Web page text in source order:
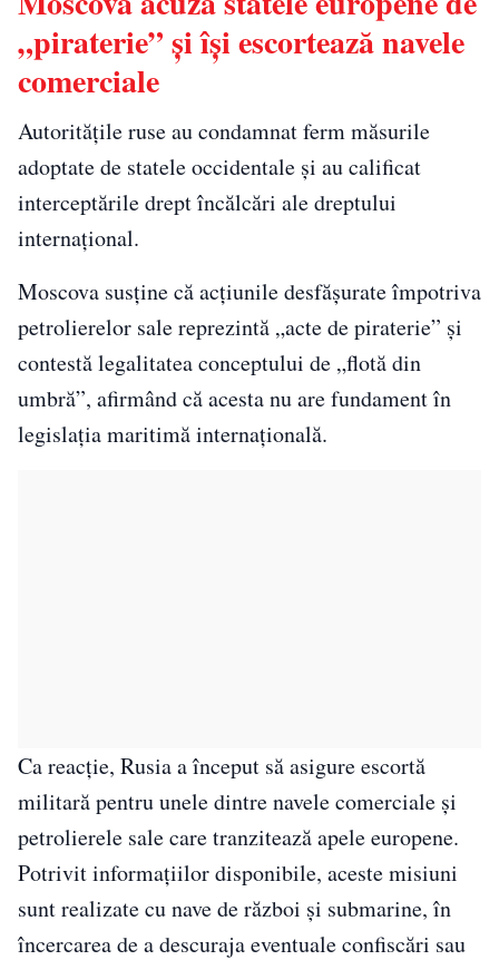
„piraterie” și își escortează navele
comerciale
Autoritățile ruse au condamnat ferm măsurile
adoptate de statele occidentale și au calificat
interceptările drept încălcări ale dreptului
internațional.
Moscova susține că acțiunile desfășurate împotriva
petrolierelor sale reprezintă „acte de piraterie” și
contestă legalitatea conceptului de „flotă din
umbră”, afirmând că acesta nu are fundament în
legislația maritimă internațională.
Ca reacție, Rusia a început să asigure escortă
militară pentru unele dintre navele comerciale și
petrolierele sale care tranzitează apele europene.
Potrivit informațiilor disponibile, aceste misiuni
sunt realizate cu nave de război și submarine, în
încercarea de a descuraja eventuale confiscări sau